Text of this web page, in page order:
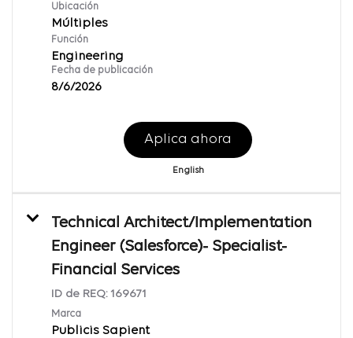
Ubicación
Múltiples
Función
Engineering
Fecha de publicación
8/6/2026
Aplica ahora
English
Technical Architect/Implementation
Engineer (Salesforce)- Specialist-
Financial Services
ID de REQ: 169671
Marca
Publicis Sapient